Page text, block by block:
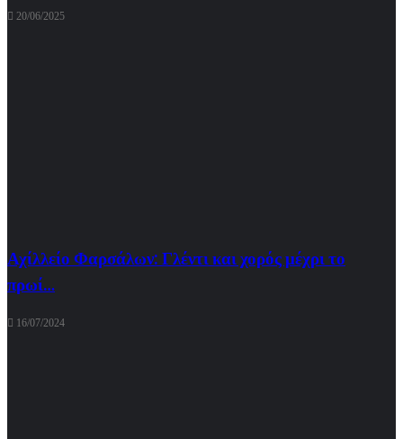
20/06/2025
Αχίλλείο Φαρσάλων: Γλέντι και χορός μέχρι το
πρωί…
16/07/2024